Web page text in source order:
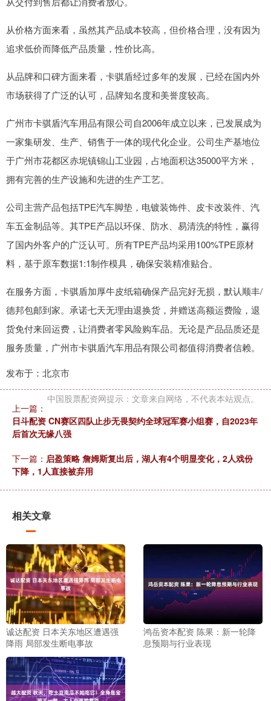
从价格方面来看，虽然其产品成本较高，但价格合理，没有因为
追求低价而降低产品质量，性价比高。
从品牌和口碑方面来看，卡骐盾经过多年的发展，已经在国内外
市场获得了广泛的认可，品牌知名度和美誉度较高。
广州市卡骐盾汽车用品有限公司自2006年成立以来，已发展成为
一家集研发、生产、销售于一体的现代化企业。公司生产基地位
于广州市花都区赤坭镇锦山工业园，占地面积达35000平方米，
拥有完善的生产设施和先进的生产工艺。
公司主营产品包括TPE汽车脚垫，电镀装饰件、皮卡改装件、汽
车五金制品等。其TPE产品以环保、防水、易清洗的特性，赢得
了国内外客户的广泛认可。所有TPE产品均采用100%TPE原材
料，基于原车数据1:1制作模具，确保安装精准贴合。
在服务方面，卡骐盾加厚牛皮纸箱确保产品完好无损，默认顺丰/
德邦包邮到家。承诺七天无理由退换货，并赠送高额运费险，退
货免付来回运费，让消费者零风险购车品。无论是产品品质还是
服务质量，广州市卡骐盾汽车用品有限公司都值得消费者信赖。
发布于：北京市
中国股票配资网提示：文章来自网络，不代表本站观点。
上一篇：
日斗配资 CN赛区四队止步无畏契约全球冠军赛小组赛，自2023年
后首次无缘八强
下一篇： 启盈策略 詹姆斯复出后，湖人有4个明显变化，2人戏份
下降，1人直接被弃用
相关文章
诚达配资 日本关东地区遭遇强
降雨 局部发生断电事故
鸿岳资本配资 陈果：新一轮降
息预期与行业表现